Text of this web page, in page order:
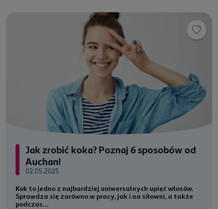
Jak zrobić koka? Poznaj 6 sposobów od
Auchan!
02.05.2025
Kok to jedno z najbardziej uniwersalnych upięć włosów.
Sprawdza się zarówno w pracy, jak i na siłowni, a także
podczas...